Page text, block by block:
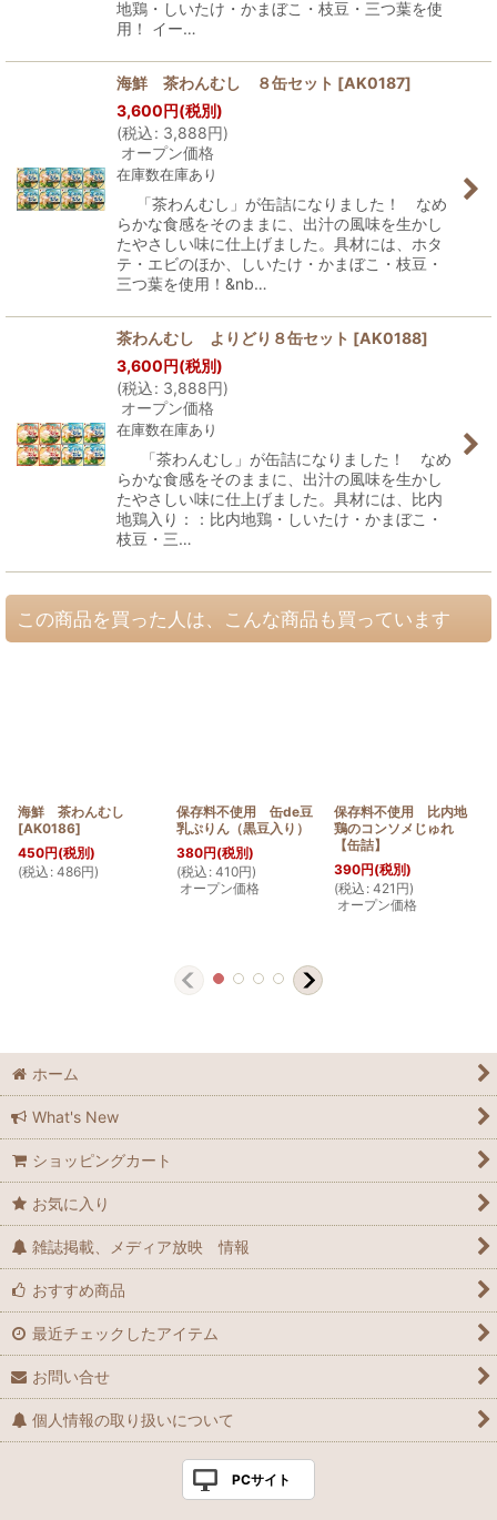
地鶏・しいたけ・かまぼこ・枝豆・三つ葉を使
用！ イー…
海鮮 茶わんむし ８缶セット [AK0187]
3,600円(税別)
(税込: 3,888円)
オープン価格
在庫数在庫あり
「茶わんむし」が缶詰になりました！ なめ
らかな食感をそのままに、出汁の風味を生かし
たやさしい味に仕上げました。具材には、ホタ
テ・エビのほか、しいたけ・かまぼこ・枝豆・
三つ葉を使用！&nb…
茶わんむし よりどり８缶セット [AK0188]
3,600円(税別)
(税込: 3,888円)
オープン価格
在庫数在庫あり
「茶わんむし」が缶詰になりました！ なめ
らかな食感をそのままに、出汁の風味を生かし
たやさしい味に仕上げました。具材には、比内
地鶏入り：：比内地鶏・しいたけ・かまぼこ・
枝豆・三…
この商品を買った人は、こんな商品も買っています
海鮮 茶わんむし
[AK0186]
450円(税別)
(税込 : 486円)
保存料不使用 缶de豆
乳ぷりん（黒豆入り）
380円(税別)
(税込 : 410円)
オープン価格
保存料不使用 比内地
鶏のコンソメじゅれ
【缶詰】
390円(税別)
(税込 : 421 円)
オープン価格
ホーム
What's New
ショッピングカート
お気に入り
雑誌掲載、メディア放映 情報
おすすめ商品
最近チェックしたアイテム
お問い合せ
個人情報の取り扱いについて
PCサイト